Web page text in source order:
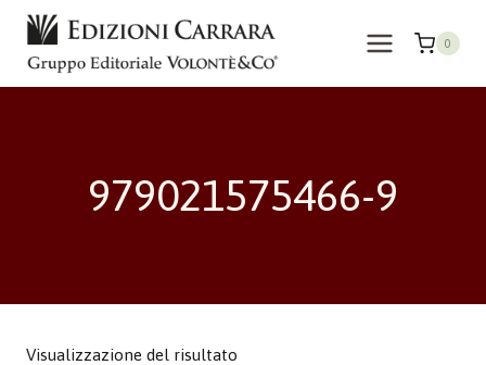
Salta
contenuto
0
979021575466-9
Visualizzazione del risultato